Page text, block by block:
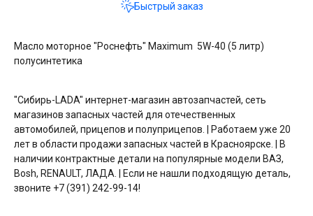
Быстрый заказ
Масло моторное "Роснефть" Maximum 5W-40 (5 литр)
полусинтетика
"Сибирь-LADA" интернет-магазин автозапчастей, сеть
магазинов запасных частей для отечественных
автомобилей, прицепов и полуприцепов. | Работаем уже 20
лет в области продажи запасных частей в Красноярске. | В
наличии контрактные детали на популярные модели ВАЗ,
Bosh, RENAULT, ЛАДА. | Если не нашли подходящую деталь,
звоните +7 (391) 242-99-14!